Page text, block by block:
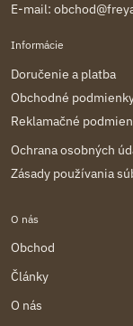
E-mail:
Informácie
Doručenie a platba
Obchodné
Reklamačné
Ochrana osobných
Zásady používania
O nás
Obchod
Články
O nás